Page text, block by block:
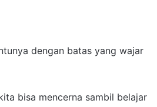
dengan batas yang wajar
bisa mencerna sambil belajar